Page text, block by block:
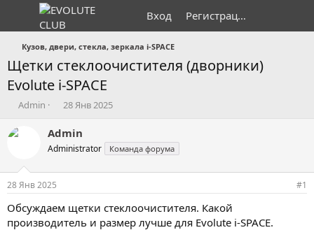
Вход Регистрация
Кузов, двери, стекла, зеркала i-SPACE
Щетки стеклоочистителя (дворники)
Evolute i-SPACE
А
т
т
е
м
ы
Admin
Д
т
а
н
а
л
28 Янв 2025
Admin
Administrator Команда форума
28 Янв 2025 #1
Обсуждаем щетки стеклоочистителя. Какой
производитель и размер лучше для Evolute i-SPACE.